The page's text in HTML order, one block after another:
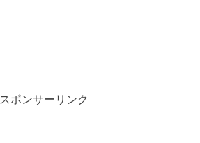
スポンサーリンク